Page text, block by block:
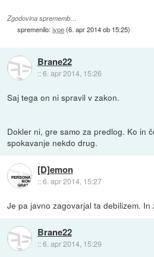
Zgodovina sprememb…
spremenilo:jype(6. apr 2014 ob 15:25)
Brane22
::6. apr 2014, 15:26
Saj tega on ni spravil v zakon.
Dokler ni, gre samo za predlog. Ko in
spokavanje nekdo drug.
[D]emon
::6. apr 2014, 15:27
Je pa javno zagovarjal ta debilizem.
Brane22
::6. apr 2014, 15:29